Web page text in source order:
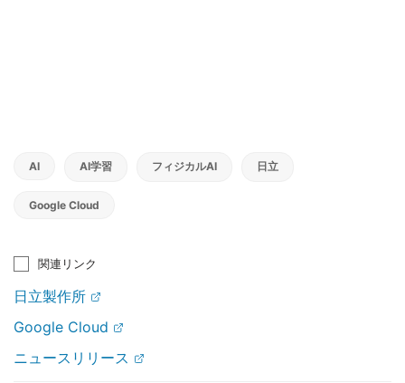
AI AI学習 フィジカルAI 日立
Google Cloud
関連リンク
日立製作所
Google Cloud
ニュースリリース